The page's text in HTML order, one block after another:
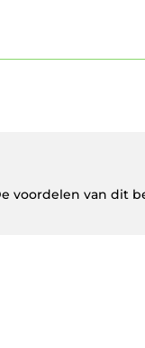
voordelen van dit